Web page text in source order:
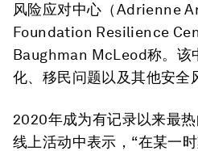
风险应对中心（Adrienne
Foundation Resilience
Baughman McLeod称。该
化、移民问题以及其他安全
2020年成为有记录以来最
线上活动中表示，“在某一